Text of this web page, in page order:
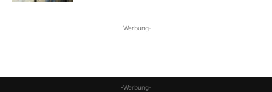
-Werbung-
-Werbung-